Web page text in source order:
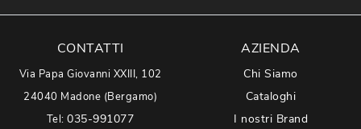
CONTATTI
Via Papa Giovanni XXIII, 102
24040 Madone (Bergamo)
Tel:035-991077
AZIENDA
Chi Siamo
Cataloghi
I nostri Brand